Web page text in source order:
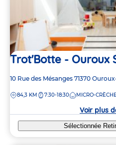
Trot'Botte - Ouroux
Adresse
la
10 Rue des Mésanges 71370
DISTANCE
84,3 KM 7:30-18:30 MICRO-CRÈCHE
Voir plus
Sélectionnée